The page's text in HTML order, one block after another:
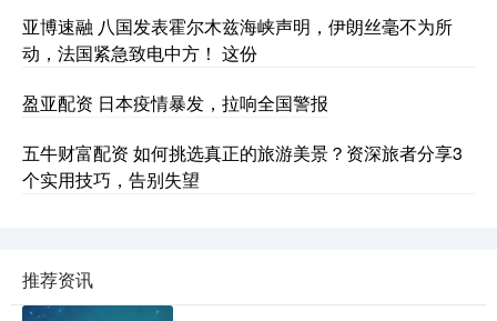
亚博速融 八国发表霍尔木兹海峡声明，伊朗丝毫不为所
动，法国紧急致电中方！ 这份
盈亚配资 日本疫情暴发，拉响全国警报
五牛财富配资 如何挑选真正的旅游美景？资深旅者分享3
个实用技巧，告别失望
推荐资讯